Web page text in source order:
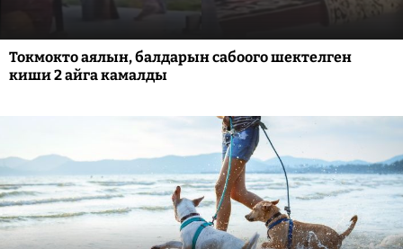
Токмокто аялын, балдарын сабоого шектелген
киши 2 айга камалды